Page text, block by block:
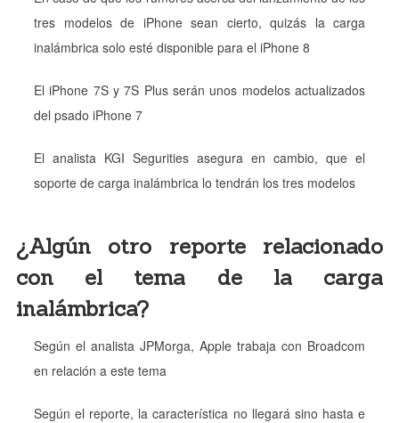
tres modelos de iPhone sean cierto, quizás la carga
inalámbrica solo esté disponible para el iPhone 8
El iPhone 7S y 7S Plus serán unos modelos actualizados
del psado iPhone 7
El analista KGI Segurities asegura en cambio, que el
soporte de carga inalámbrica lo tendrán los tres modelos
¿Algún otro reporte relacionado
con el tema de la carga
inalámbrica?
Según el analista JPMorga, Apple trabaja con Broadcom
en relación a este tema
Según el reporte, la característica no llegará sino hasta e